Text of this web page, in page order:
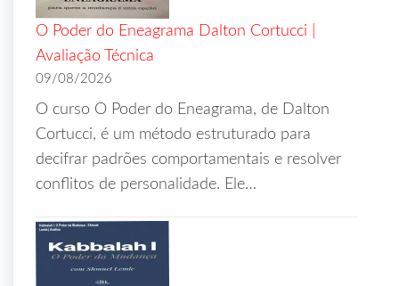
O Poder do Eneagrama Dalton Cortucci |
Avaliação Técnica
09/08/2026
O curso O Poder do Eneagrama, de Dalton
Cortucci, é um método estruturado para
decifrar padrões comportamentais e resolver
conflitos de personalidade. Ele…